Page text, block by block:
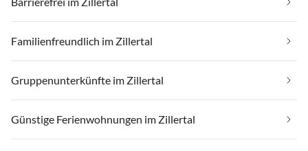
Familienfreundlich im Zillertal
Gruppenunterkünfte im Zillertal
Günstige Ferienwohnungen im Zillertal